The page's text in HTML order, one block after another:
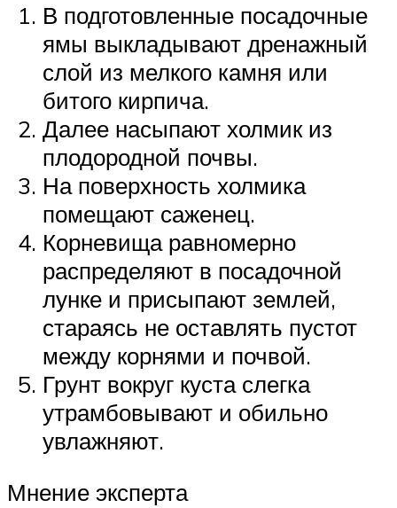
В подготовленные посадочные
ямы выкладывают дренажный
слой из мелкого камня или
битого кирпича.
Далее насыпают холмик из
плодородной почвы.
На поверхность холмика
помещают саженец.
Корневища равномерно
распределяют в посадочной
лунке и присыпают землей,
стараясь не оставлять пустот
между корнями и почвой.
Грунт вокруг куста слегка
утрамбовывают и обильно
увлажняют.
Мнение эксперта